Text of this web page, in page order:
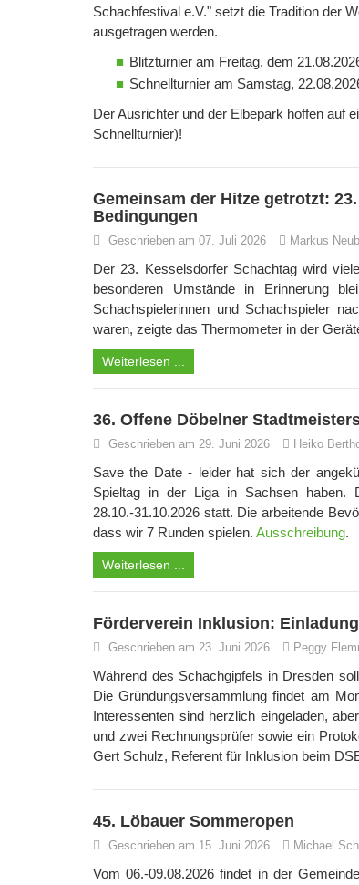
Schachfestival e.V." setzt die Tradition der
ausgetragen werden.
Blitzturnier am Freitag, dem
Schnellturnier am Samstag,
Der Ausrichter und der Elbepark hoffen auf
Schnellturnier)!
Gemeinsam der Hitze getrotzt:
Bedingungen
Geschrieben am 07. Juli 2026 Markus
Der 23. Kesselsdorfer Schachtag wird
besonderen Umstände in Erinnerung
Schachspielerinnen und Schachspieler
waren, zeigte das Thermometer in der
Weiterlesen ...
36. Offene Döbelner
Geschrieben am 29. Juni 2026 Heiko
Save the Date - leider hat sich der
Spieltag in der Liga in Sachsen haben.
28.10.-31.10.2026 statt. Die arbeitende
dass wir 7 Runden spielen. Ausschreibung.
Weiterlesen ...
Förderverein Inklusion:
Geschrieben am 23. Juni 2026 Peggy
Während des Schachgipfels in Dresden
Die Gründungsversammlung findet am
Interessenten sind herzlich eingeladen,
und zwei Rechnungsprüfer sowie ein
Gert Schulz, Referent für Inklusion beim
45. Löbauer Sommeropen
Geschrieben am 15. Juni 2026 Michael
Vom 06.-09.08.2026 findet in der